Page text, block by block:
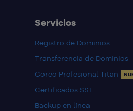
Servicios
Registro de Dominios
Transferencia de Dominios
Coreo Profesional Titan
Certificados SSL
Backup en línea